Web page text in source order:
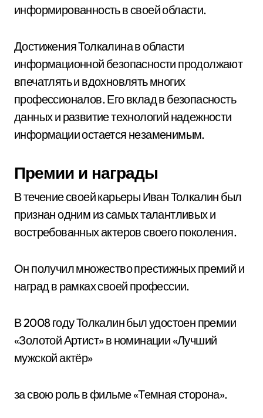
информированность в своей области.
Достижения Толкалина в области
информационной безопасности продолжают
впечатлять и вдохновлять многих
профессионалов. Его вклад в безопасность
данных и развитие технологий надежности
информации остается незаменимым.
Премии и награды
В течение своей карьеры Иван Толкалин был
признан одним из самых талантливых и
востребованных актеров своего поколения.
Он получил множество престижных премий и
наград в рамках своей профессии.
В 2008 году Толкалин был удостоен премии
«Золотой Артист» в номинации «Лучший
мужской актёр»
за свою роль в фильме «Темная сторона».